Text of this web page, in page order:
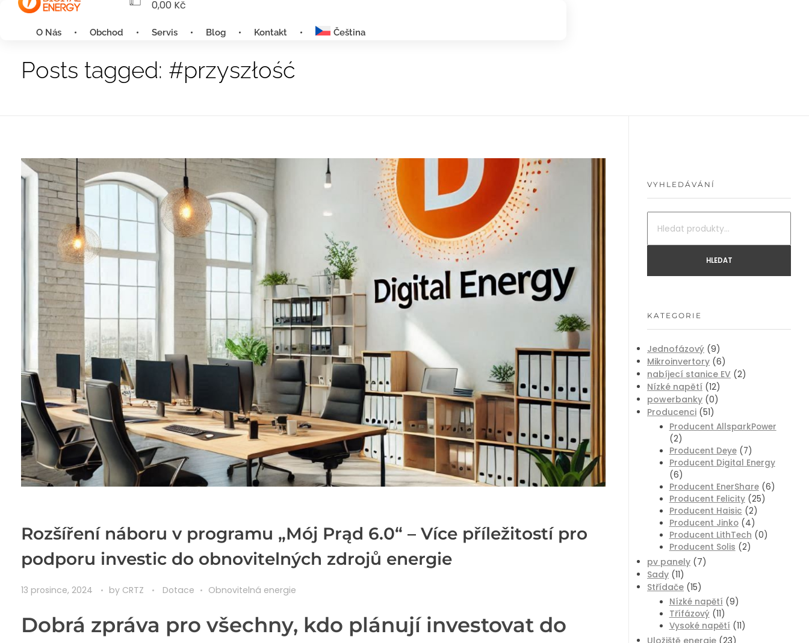
0,00 Kč
O Nás Obchod Servis Blog Kontakt Čeština
Home #przyszłość
Posts tagged: #przyszłość
Rozšíření náboru v programu „Mój Prąd 6.0“ – Více příležitostí pro
podporu investic do obnovitelných zdrojů energie
13 prosince, 2024 by CRTZ Dotace Obnovitelná energie
Dobrá zpráva pro všechny, kdo plánují investovat do
VYHLEDÁVÁNÍ
HLEDAT
KATEGORIE
Jednofázový (9)
Mikroinvertory (6)
nabíjecí stanice EV (2)
Nízké napětí (12)
powerbanky (0)
Producenci (51)
Producent AllsparkPower
(2)
Producent Deye (7)
Producent Digital Energy
(6)
Producent EnerShare (6)
Producent Felicity (25)
Producent Haisic (2)
Producent Jinko (4)
Producent LithTech (0)
Producent Solis (2)
pv panely (7)
Sady (11)
Střídače (15)
Nízké napětí (9)
Třífázový (11)
Vysoké napětí (11)